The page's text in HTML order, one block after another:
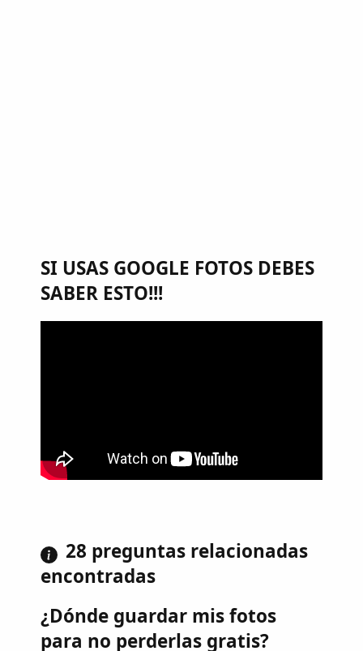
SI USAS GOOGLE FOTOS DEBES
SABER ESTO!!!
28 preguntas relacionadas
encontradas
¿Dónde guardar mis fotos
para no perderlas gratis?